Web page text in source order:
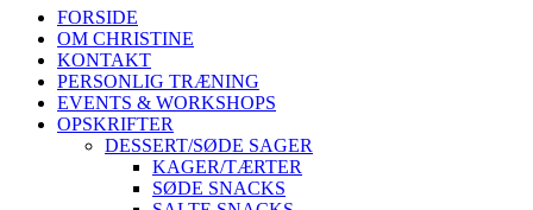
FORSIDE
OM CHRISTINE
KONTAKT
PERSONLIG TRÆNING
EVENTS & WORKSHOPS
OPSKRIFTER
DESSERT/SØDE SAGER
KAGER/TÆRTER
SØDE SNACKS